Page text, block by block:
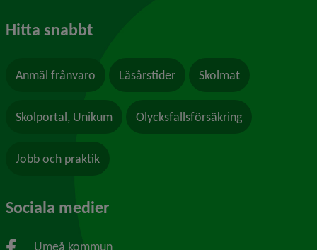
Hitta snabbt
Anmäl frånvaro Läsårstider Skolmat
Skolportal, Unikum Olycksfallsförsäkring
Jobb och praktik
Sociala medier
Umeå kommun